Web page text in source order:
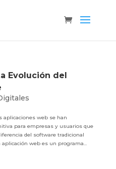
Evolución del
aplicaciones web se han
para empresas y usuarios que
del software tradicional
web es un programa...